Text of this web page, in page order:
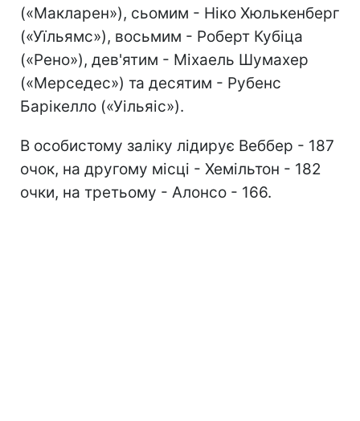
(«Макларен»), сьомим - Ніко Хюлькенберг
(«Уїльямс»), восьмим - Роберт Кубіца
(«Рено»), дев'ятим - Міхаель Шумахер
(«Мерседес») та десятим - Рубенс
Барікелло («Уільяіс»).
В особистому заліку лідирує Веббер - 187
очок, на другому місці - Хемільтон - 182
очки, на третьому - Алонсо - 166.